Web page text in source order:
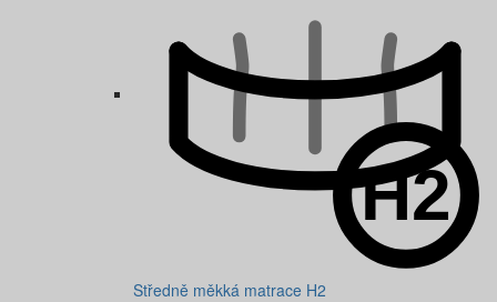
Středně měkká matrace H2